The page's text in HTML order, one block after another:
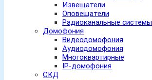
Извещатели
Оповещатели
Радиоканальные системы
Домофония
Видеодомофония
Аудиодомофония
Многоквартирные
IP-домофония
СКД